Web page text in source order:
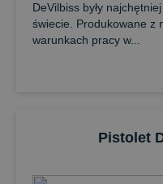
DeVilbiss były
świecie. Produkowane z
warunkach pracy w...
Pistolet